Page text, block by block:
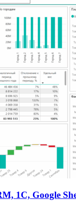
1C, Google